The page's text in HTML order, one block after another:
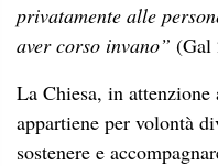
privatamente alle
aver corso invano” (Gal
La Chiesa, in
appartiene per volontà
sostenere e